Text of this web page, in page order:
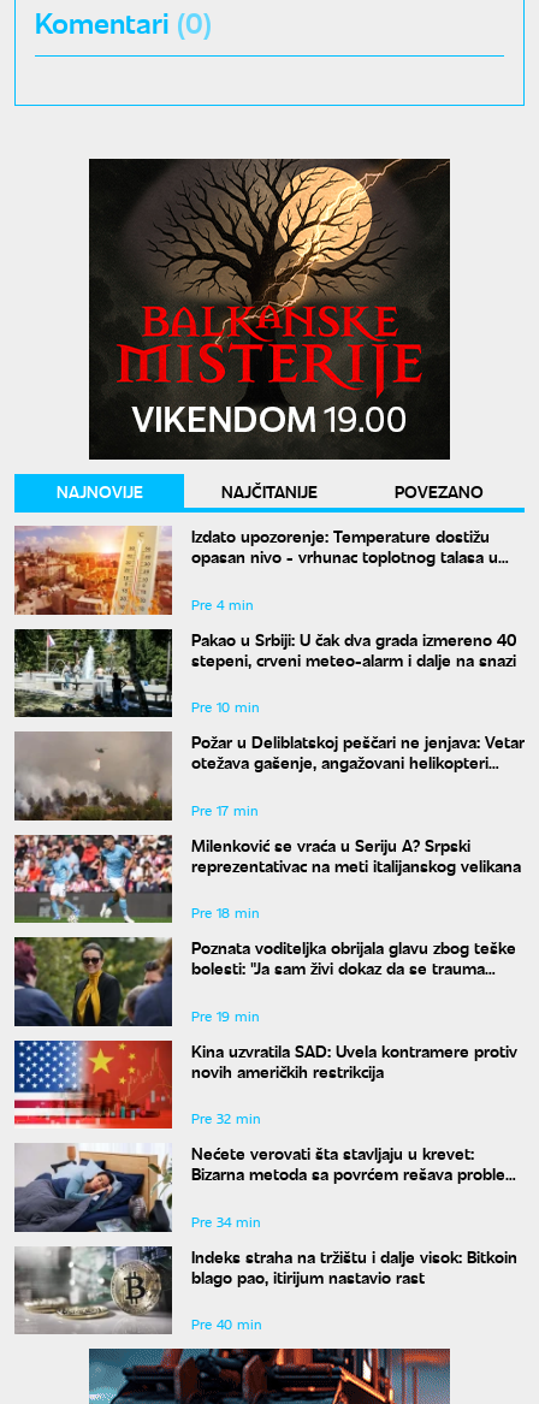
Komentari (0)
NAJNOVIJE NAJČITANIJE
POVEZANO
Izdato upozorenje: Temperature dostižu
opasan nivo - vrhunac toplotnog talasa u
Pre 4 min
Pakao u Srbiji: U čak dva grada izmereno 40
stepeni, crveni meteo-alarm i dalje na snazi
Pre 10 min
Požar u Deliblatskoj peščari ne jenjava: Vetar
otežava gašenje, angažovani helikopteri
Pre 17 min
Milenković se vraća u Seriju A? Srpski
reprezentativac na meti italijanskog velikana
Pre 18 min
Poznata voditeljka obrijala glavu zbog teške
bolesti: "Ja sam živi dokaz da se trauma
Pre 19 min
Kina uzvratila SAD: Uvela kontramere protiv
novih američkih restrikcija
Pre 32 min
Nećete verovati šta stavljaju u krevet:
Bizarna metoda sa povrćem rešava problem
Pre 34 min
Indeks straha na tržištu i dalje visok: Bitkoin
blago pao, itirijum nastavio rast
Pre 40 min